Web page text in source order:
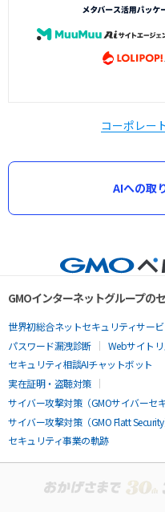
コーポレー
AIへの取
GMOインターネットグループの
世界初総合ネットセキュリティサービ
パスワード漏洩診断
Webサイト
セキュリティ相談AIチャットボット
実在証明・盗聴対策
サイバー攻撃対策（GMOサイバーセ
サイバー攻撃対策（GMO Flatt Security
セキュリティ事業の軌跡